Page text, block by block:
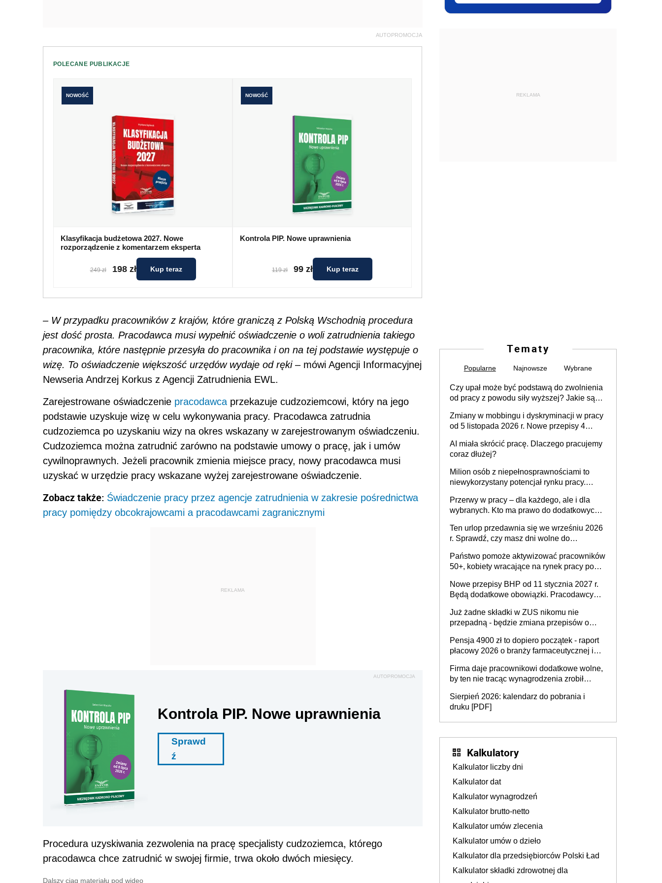
AUTOPROMOCJA
POLECANE PUBLIKACJE
NOWOŚĆ
Klasyfikacja budżetowa 2027. Nowe
rozporządzenie z komentarzem eksperta
249 zł 198 zł Kup teraz
NOWOŚĆ
Kontrola PIP. Nowe uprawnienia
119 zł 99 zł Kup teraz
– W przypadku pracowników z krajów, które graniczą z Polską Wschodnią procedura
jest dość prosta. Pracodawca musi wypełnić oświadczenie o woli zatrudnienia takiego
pracownika, które następnie przesyła do pracownika i on na tej podstawie występuje o
wizę. To oświadczenie większość urzędów wydaje od ręki– mówi Agencji Informacyjnej
Newseria Andrzej Korkus z Agencji Zatrudnienia EWL.
Zarejestrowane oświadczenie pracodawca przekazuje cudzoziemcowi, który na jego
podstawie uzyskuje wizę w celu wykonywania pracy. Pracodawca zatrudnia
cudzoziemca po uzyskaniu wizy na okres wskazany w zarejestrowanym oświadczeniu.
Cudzoziemca można zatrudnić zarówno na podstawie umowy o pracę, jak i umów
cywilnoprawnych. Jeżeli pracownik zmienia miejsce pracy, nowy pracodawca musi
uzyskać w urzędzie pracy wskazane wyżej zarejestrowane oświadczenie.
Zobacz także: Świadczenie pracy przez agencje zatrudnienia w zakresie pośrednictwa
pracy pomiędzy obcokrajowcami a pracodawcami zagranicznymi
REKLAMA
AUTOPROMOCJA
Kontrola PIP. Nowe uprawnienia
Sprawd
ź
Procedura uzyskiwania zezwolenia na pracę specjalisty cudzoziemca, którego
pracodawca chce zatrudnić w swojej firmie, trwa około dwóch miesięcy.
Dalszy ciąg materiału pod wideo
REKLAMA
Tematy
Popularne Najnowsze Wybrane
Czy upał może być podstawą do zwolnienia
od pracy z powodu siły wyższej? Jakie są
Zmiany w mobbingu i dyskryminacji w pracy
od 5 listopada 2026 r. Nowe przepisy 4
Ustaw
AI miała skrócić pracę. Dlaczego pracujemy
coraz dłużej?
Milion osób z niepełnosprawnościami to
niewykorzystany potencjał rynku pracy.
dofinansowań czy refundacji, ale bariery po
stronie systemu i świadomości
pracodawców [WYWIAD]
Przerwy w pracy – dla każdego, ale i dla
wybranych. Kto ma prawo do dodatkowych
Ten urlop przedawnia się we wrześniu 2026
r. Sprawdź, czy masz dni wolne do
Państwo pomoże aktywizować pracowników
50+, kobiety wracające na rynek pracy po
osoby neuroatypowe. Powstanie Fundusz
na rzecz Inkluzywności w Zatrudnianiu?
Nowe przepisy BHP od 11 stycznia 2027 r.
Będą dodatkowe obowiązki. Pracodawcy
Już żadne składki w ZUS nikomu nie
przepadną - będzie zmiana przepisów o
ubezpieczeniom społecznym
Pensja 4900 zł to dopiero początek - raport
płacowy 2026 o branży farmaceutycznej i
Firma daje pracownikowi dodatkowe wolne,
by ten nie tracąc wynagrodzenia zrobił
sprawdza
Sierpień 2026: kalendarz do pobrania i
druku [PDF]
Kalkulatory
Kalkulator liczby dni
Kalkulator dat
Kalkulator wynagrodzeń
Kalkulator brutto-netto
Kalkulator umów zlecenia
Kalkulator umów o dzieło
Kalkulator dla przedsiębiorców Polski Ład
Kalkulator składki zdrowotnej dla